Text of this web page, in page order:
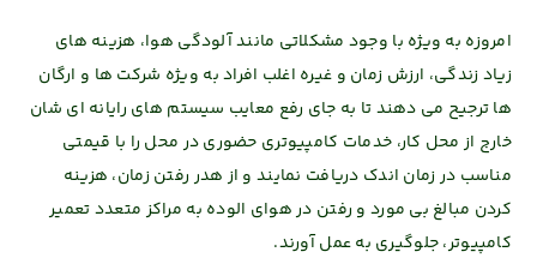
امروزه به ویژه با وجود مشکلاتی مانند آلودگی هوا، هزینه های
زیاد زندگی، ارزش زمان و غیره اغلب افراد به ویژه شرکت ها و ارگان
ها ترجیح می دهند تا به جای رفع معایب سیستم های رایانه ای شان
خارج از محل کار، خدمات کامپیوتری حضوری در محل را با قیمتی
مناسب در زمان اندک دریافت نمایند و از هدر رفتن زمان، هزینه
کردن مبالغ بی مورد و رفتن در هوای الوده به مراکز متعددتعمیر
کامپیوتر، جلوگیری به عمل آورند.